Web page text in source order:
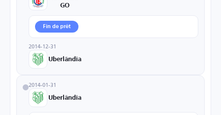
GO
Fin de prêt
2014-12-31
Uberlândia
2014-01-31
Uberlândia